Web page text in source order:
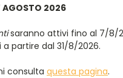
AGOSTO 2026
saranno attivi fino al 7/8/
partire dal 31/8/2026.
consulta questa pagina.